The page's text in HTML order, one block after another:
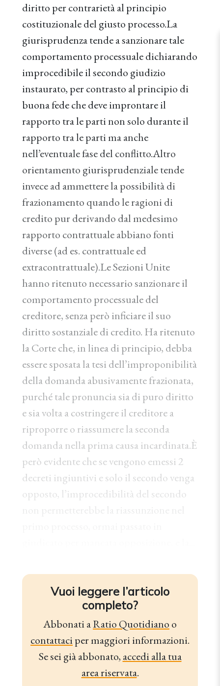
diritto per contrarietà al principio
costituzionale del giusto processo.La
giurisprudenza tende a sanzionare tale
comportamento processuale dichiarando
improcedibile il secondo giudizio
instaurato, per contrasto al principio di
buona fede che deve improntare il
rapporto tra le parti non solo durante il
rapporto tra le parti ma anche
nell’eventuale fase del conflitto.Altro
orientamento giurisprudenziale tende
invece ad ammettere la possibilità di
frazionamento quando le ragioni di
credito pur derivando dal medesimo
rapporto contrattuale abbiano fonti
diverse (ad es. contrattuale ed
extracontrattuale).Le Sezioni Unite
hanno ritenuto necessario sanzionare il
comportamento processuale del
creditore, senza però inficiare il suo
diritto sostanziale di credito. Ha ritenuto
la Corte che, in linea di principio, debba
essere sposata la tesi dell’improponibilità
della domanda abusivamente frazionata,
purché tale pronuncia sia di puro diritto
e sia volta a costringere il creditore a
riproporre o riassumere la seconda
domanda nella prima causa incardinata.È
però evidente che se vengono emessi 2
decreti ingiuntivi e solo il secondo venga
opposto, l’improcedibilità del secondo
Vuoi leggere l’articolo
completo?
Abbonati aRatio Quotidiano o
contattaciper maggiori informazioni.
Se sei già abbonato, accedi alla tua
area riservata.